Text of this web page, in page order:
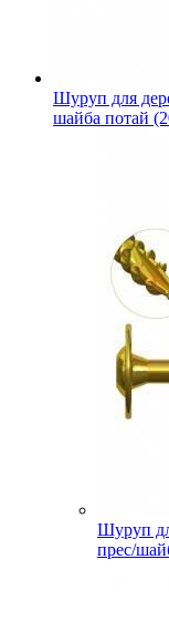
Шуруп для
шайба потай
Шуруп
прес/